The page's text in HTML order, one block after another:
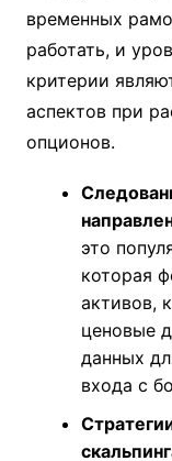
временных
работать, и
критерии
аспектов при
опционов.
это
которая
активов,
ценовые
данных
входа с